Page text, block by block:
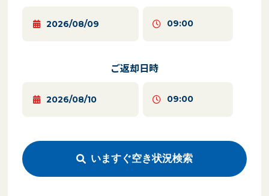
ご返却日時
いますぐ空き状況検索